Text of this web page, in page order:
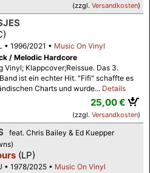
(zzgl. Versandkosten)
1996/2021
Music On Vinyl
/ Melodic Hardcore
Vinyl; Klappcover;Reissue. Das 3.
ist ein echter Hit. "Fifi" schaffte es
Charts und wurde... Details
25,00 €
(zzgl. Versandkosten)
feat. Chris Bailey & Ed Kuepper
(LP)
1978/2025
Music On Vinyl